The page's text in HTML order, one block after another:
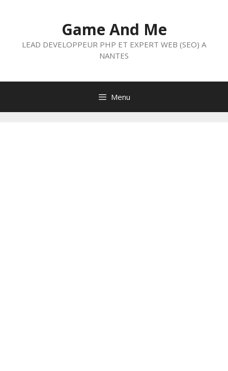
Game And Me
LEAD DEVELOPPEUR PHP ET EXPERT WEB (SEO) A
NANTES
Menu